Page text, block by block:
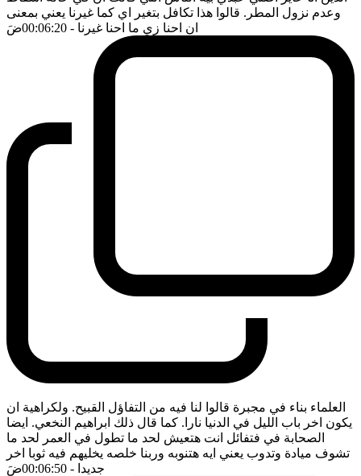
وعدم نزول المطر. قالوا هذا تكافل بتغير اي كما غيرنا يعني بمعنى
ان احنا زي ما احنا غيرنا - 00:06:20 ضَ
العلماء بناء في مجبرة قالوا لنا فيه من التفاؤل القبيح. ولكراهية ان
يكون اخر باب الليل في الدنيا نارا. كما قال ذلك ابراهيم النخعي. ايضا
الصحابة في فتفائل انت هتعيش لحد ما تطول في العمر لحد ما
تشوف ميادة وتدوب يعني ايه هتنوبه وربنا خلصه يخليهم فيه ثوبا اخر
جديدا - 00:06:50 ضَ